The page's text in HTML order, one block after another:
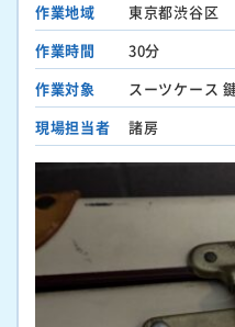
作業地域
東京都渋谷区
作業時間
30分
作業対象
スーツケース
現場担当者
諸房